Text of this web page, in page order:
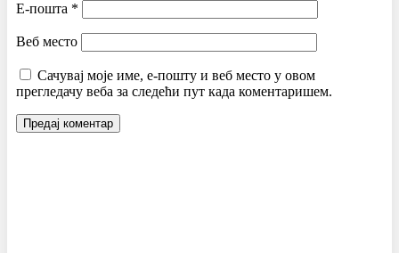
Е-пошта *
Веб место
Сачувај моје име, е-пошту и веб место у овом
прегледачу веба за следећи пут када коментаришем.